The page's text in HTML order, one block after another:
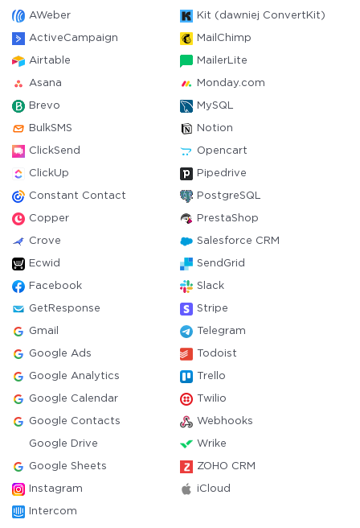
AWeber Kit (dawniej ConvertKit)
ActiveCampaign MailChimp
Airtable MailerLite
Asana Monday.com
Brevo MySQL
BulkSMS Notion
ClickSend Opencart
ClickUp Pipedrive
Constant Contact PostgreSQL
Copper PrestaShop
Crove Salesforce CRM
Ecwid SendGrid
Facebook Slack
GetResponse Stripe
Gmail Telegram
Google Ads Todoist
Google Analytics Trello
Google Calendar Twilio
Google Contacts Webhooks
Google Drive Wrike
Google Sheets ZOHO CRM
Instagram iCloud
Intercom